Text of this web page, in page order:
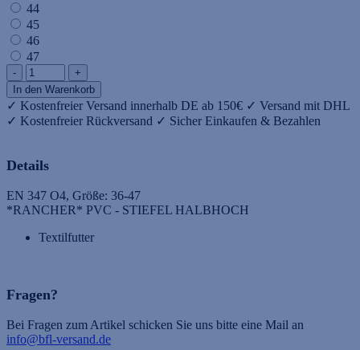
44
45
46
47
- +
✓ Kostenfreier Versand innerhalb DE ab 150€ ✓ Versand mit DHL
✓ Kostenfreier Rückversand ✓ Sicher Einkaufen & Bezahlen
Details
EN 347 O4, Größe: 36-47
*RANCHER* PVC - STIEFEL HALBHOCH
Textilfutter
Fragen?
Bei Fragen zum Artikel schicken Sie uns bitte eine Mail an
info@bfl-versand.de